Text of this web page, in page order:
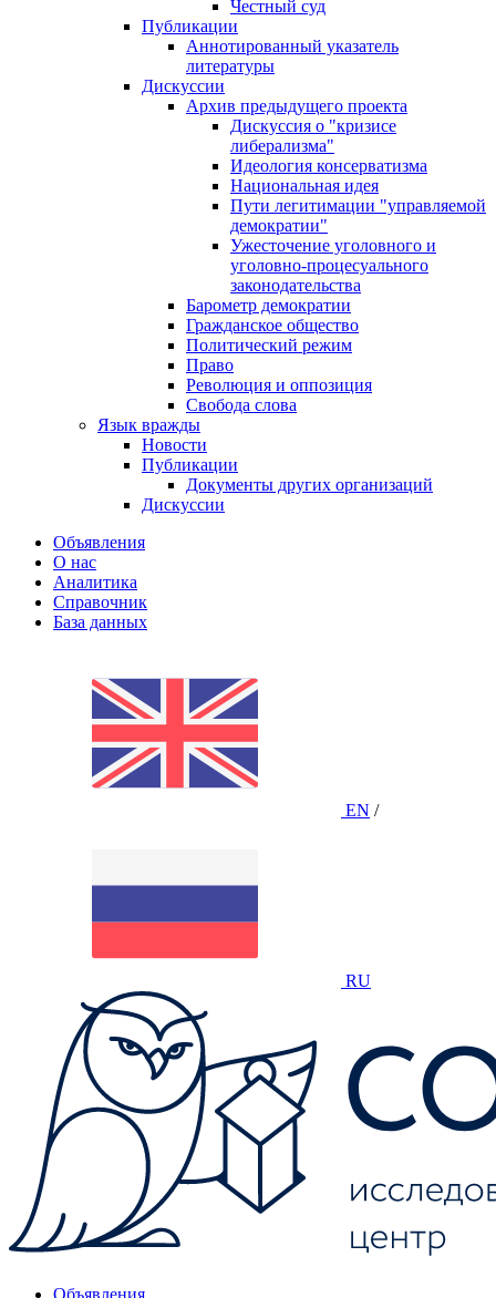
Честный суд
Публикации
Аннотированный указатель
литературы
Дискуссии
Архив предыдущего проекта
Дискуссия о "кризисе
либерализма"
Идеология консерватизма
Национальная идея
Пути легитимации "управляемой
демократии"
Ужесточение уголовного и
уголовно-процесуального
законодательства
Барометр демократии
Гражданское общество
Политический режим
Право
Революция и оппозиция
Свобода слова
Язык вражды
Новости
Публикации
Документы других организаций
Дискуссии
Объявления
О нас
Аналитика
Справочник
База данных
EN /
RU
Объявления